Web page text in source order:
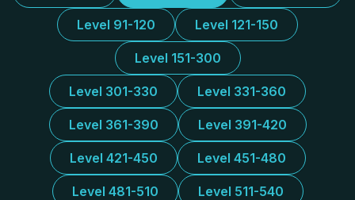
Level 91-120 Level 121-150
Level 151-300
Level 301-330 Level 331-360
Level 361-390 Level 391-420
Level 421-450 Level 451-480
Level 481-510 Level 511-540